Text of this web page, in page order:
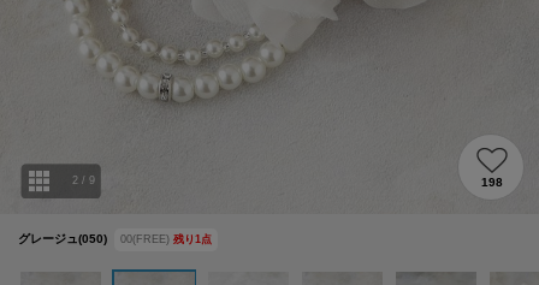
グレージュ(050) 00(FREE) 残り 1 点
2 / 9 198